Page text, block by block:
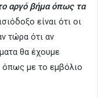
αργό βήμα όπως τα
είναι ότι οι
τώρα ότι αν
θα έχουμε
όπως με το εμβόλιο